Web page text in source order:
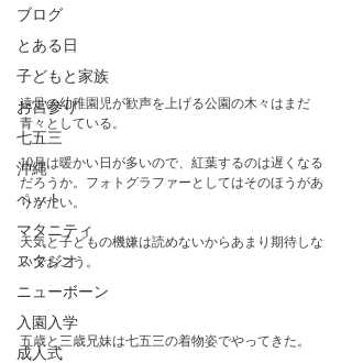
ブログ
とある日
子どもと家族
お宮参り
七五三
沖縄
ペット
マタニティ
スタジオ
ニューボーン
入園入学
成人式
遠足の幼稚園児が歓声を上げる公園の木々はまだ
青々としている。
10月は暖かい日が多いので、紅葉するのは遅くなる
だろうか。フォトグラファーとしてはそのほうがあ
りがたい。
天気と子どもの機嫌は読めないからあまり期待しな
いでおこう。
五歳と三歳兄妹は七五三の着物姿でやってきた。